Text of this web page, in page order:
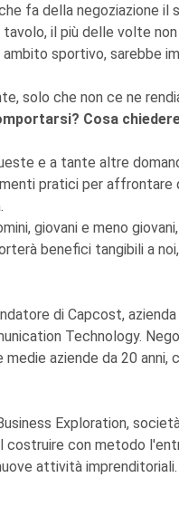
fa della negoziazione il
il più delle volte
sportivo, sarebbe
solo che non ce ne
Cosa
e a tante altre
pratici per affrontare
giovani e meno
benefici tangibili a
di Capcost,
Technology.
aziende da 20
Exploration,
con metodo
attività imprenditoriali.